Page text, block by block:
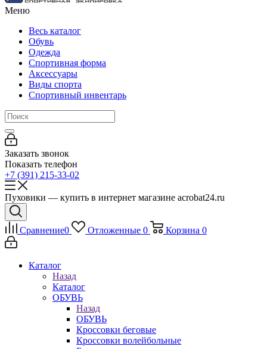
Меню
Весь каталог
Обувь
Одежда
Спортивная форма
Аксессуары
Виды спорта
Спортивный инвентарь
Заказать звонок
Показать телефон
+7 (391) 215-33-02
Пуховики — купить в интернет магазине acrobat24.ru
Сравнение0 Отложенные 0 Корзина 0
Каталог
Назад
Каталог
ОБУВЬ
Назад
ОБУВЬ
Кроссовки беговые
Кроссовки волейбольные